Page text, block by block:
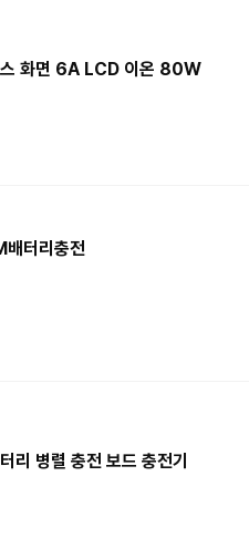
화면 6A LCD 이온 80W
터리충전
병렬 충전 보드 충전기